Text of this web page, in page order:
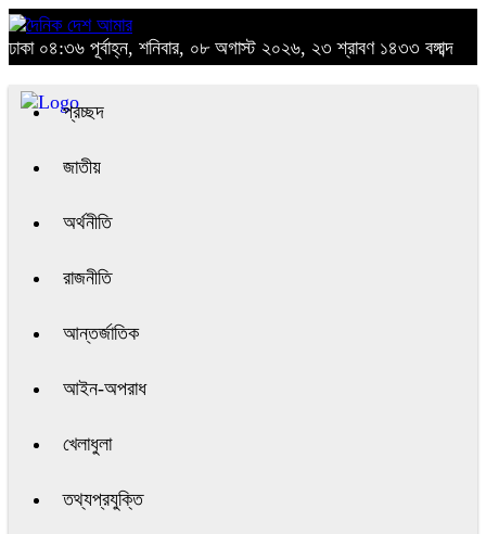
ঢাকা ০৪:৩৬ পূর্বাহ্ন, শনিবার, ০৮ অগাস্ট ২০২৬, ২৩ শ্রাবণ ১৪৩৩ বঙ্গাব্দ
প্রচ্ছদ
জাতীয়
অর্থনীতি
রাজনীতি
আন্তর্জাতিক
আইন-অপরাধ
খেলাধুলা
তথ্যপ্রযুক্তি